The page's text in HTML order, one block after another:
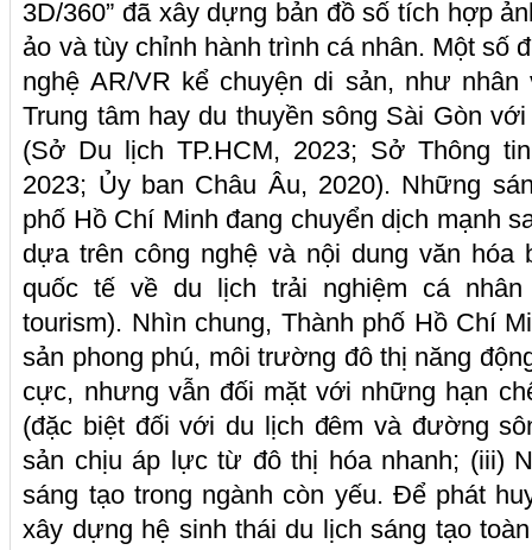
3D/360” đã xây dựng bản đồ số tích hợp
ảo và tùy chỉnh hành trình cá nhân. Một số
nghệ AR/VR kể chuyện di sản, như
Trung tâm hay du thuyền sông Sài Gòn
(Sở Du lịch TP.HCM, 2023; Sở Thông
2023; Ủy ban Châu Âu, 2020). Những
phố Hồ Chí Minh đang chuyển dịch mạnh
dựa trên công nghệ và nội dung văn
quốc tế về du lịch trải nghiệm cá nhân
tourism). Nhìn chung, Thành phố Hồ Chí
sản phong phú, môi trường đô thị năng
cực, nhưng vẫn đối mặt với những hạn
(đặc biệt đối với du lịch đêm và đường
sản chịu áp lực từ đô thị hóa nhanh; (iii)
sáng tạo trong ngành còn yếu. Để phát
xây dựng hệ sinh thái du lịch sáng tạo